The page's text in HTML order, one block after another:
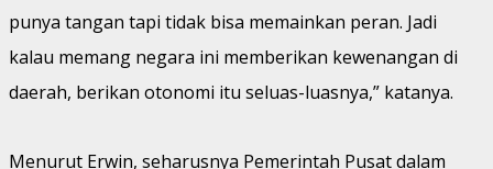
punya tangan tapi tidak bisa memainkan peran. Jadi
kalau memang negara ini memberikan kewenangan di
daerah, berikan otonomi itu seluas-luasnya,” katanya.
Menurut Erwin, seharusnya Pemerintah Pusat dalam